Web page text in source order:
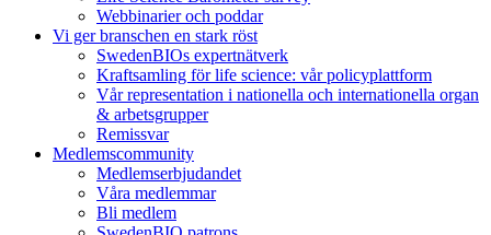
Webbinarier och poddar
Vi ger branschen en stark röst
SwedenBIOs expertnätverk
Kraftsamling för life science: vår policyplattform
Vår representation i nationella och internationella organ
& arbetsgrupper
Remissvar
Medlemscommunity
Medlemserbjudandet
Våra medlemmar
Bli medlem